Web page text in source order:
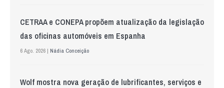
CETRAA e CONEPA propõem atualização da legislação
das oficinas automóveis em Espanha
6 Ago. 2026 | Nádia Conceição
Wolf mostra nova geração de lubrificantes, serviços e